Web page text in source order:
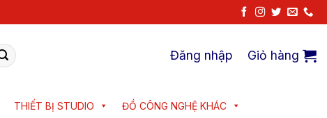
Đăng nhập Giỏ hàng
THIẾT BỊ STUDIO ĐỒ CÔNG NGHỆ KHÁC